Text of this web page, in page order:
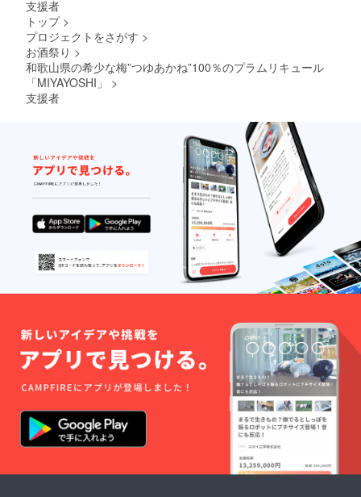
商品の
す。 商
品開封
前には
必ずお
届けの
リター
ンに貼
付され
たラベ
ルや注
意書き
をご確
認くだ
さい。
ピマル
カ 和
歌山県
有田市
箕島86-
8 ※納期
は予期
せぬ事
態によ
り遅れ
がござ
・賞味
載 ・保
存方
法 直
射日
光、高
温多湿
を避
け、開
封後は
お早め
にお召
し上が
りくだ
さい。
中海
苔 代
表 田
中良
和 和
歌山県
有田市
箕島
1414-
21 ※納
期せぬ
ん：い
山県
産）、
食塩
ちりめ
ん山
椒：ち
りめん
（和歌
山県
産）、
本醸造
醤油、
粗目、
純米
米酢、
水飴、
実山椒
（原材
料の一
部に小
麦、大
豆を含
む） ●
レル
納期は
予期せ
場合が
ござい
ます。
あらか
じめご
承知く
ださ
い。
損なわ
下の冷
暗所で
保管し
てくだ
さい。
●お酒は
20歳を
こえて
から。
●妊娠
中・授
乳中は
飲酒を
控えて
納期は
予期せ
ぬ事態
により
遅れる
場合が
ござい
ます。
あらか
じめご
承知く
ださ
SHI
2.
贈答用
化粧箱
3.
贈答用
紙 ●原
材料由
来の成
分が沈
殿する
ことが
ありま
すが、
品質に
せん。
●梅酒の
品質を
損なわ
ないた
めに、
15℃以
下の冷
暗所で
保管し
さい。
支援者
トップ >
プロジェクトをさがす >
お酒祭り >
和歌山県の希少な梅”つゆあかね”100％のプラムリキュール
「MIYAYOSHI」
>
支援者